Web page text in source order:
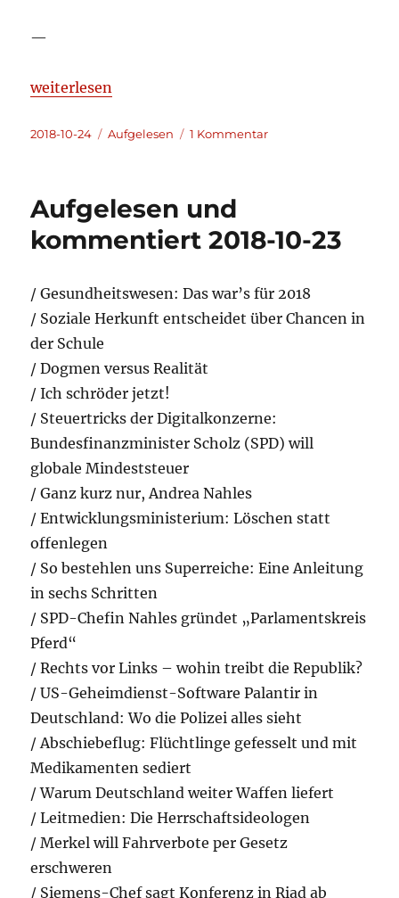
—
„Aufgelesen und kommentiert 2018-10-24“
weiterlesen
Veröffentlicht
2018-10-24 Kategorien
Aufgelesen 1 Kommentarzu
24
Aufgelesen und
kommentiert 2018-10-23
/ Gesundheitswesen: Das war’s für 2018
/ Soziale Herkunft entscheidet über Chancen in
der Schule
/ Dogmen versus Realität
/ Ich schröder jetzt!
/ Steuertricks der Digitalkonzerne:
Bundesfinanzminister Scholz (SPD) will
globale Mindeststeuer
/ Ganz kurz nur, Andrea Nahles
/ Entwicklungsministerium: Löschen statt
offenlegen
/ So bestehlen uns Superreiche: Eine Anleitung
in sechs Schritten
/ SPD-Chefin Nahles gründet „Parlamentskreis
Pferd“
/ Rechts vor Links – wohin treibt die Republik?
/ US-Geheimdienst-Software Palantir in
Deutschland: Wo die Polizei alles sieht
/ Abschiebeflug: Flüchtlinge gefesselt und mit
Medikamenten sediert
/ Warum Deutschland weiter Waffen liefert
/ Leitmedien: Die Herrschaftsideologen
/ Merkel will Fahrverbote per Gesetz
erschweren
/ Siemens-Chef sagt Konferenz in Riad ab